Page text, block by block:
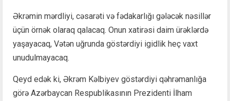
Əkrəmin mərdliyi, cəsarəti və fədakarlığı gələcək nəsillər
üçün örnək olaraq qalacaq. Onun xatirəsi daim ürəklərdə
yaşayacaq, Vətən uğrunda göstərdiyi igidlik heç vaxt
unudulmayacaq.
Qeyd edək ki, Əkrəm Kəlbiyev göstərdiyi qəhrəmanlığa
görə Azərbaycan Respublikasının Prezidenti İlham